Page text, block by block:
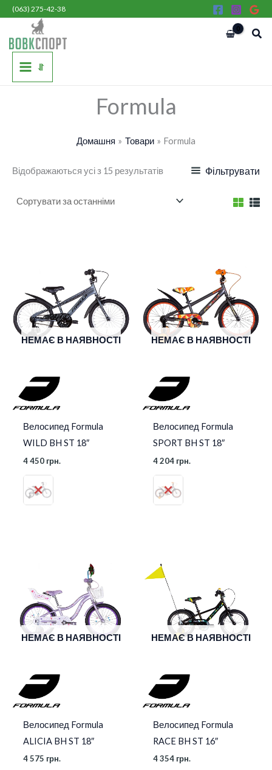
Перейти
вмісту
(063) 275-42-38
⥯
Formula
Домашня Товари Formula
Відображаються усі з 15 результатів
останнім
Фільтрувати
НЕМАЄ В НАЯВНОСТІ
Велосипед Formula
WILD BH ST 18″
4 450 грн.
НЕМАЄ В НАЯВНОСТІ
Велосипед Formula
SPORT BH ST 18″
4 204 грн.
НЕМАЄ В НАЯВНОСТІ
Велосипед Formula
ALICIA BH ST 18″
4 575 грн.
НЕМАЄ В НАЯВНОСТІ
Велосипед Formula
RACE BH ST 16″
4 354 грн.